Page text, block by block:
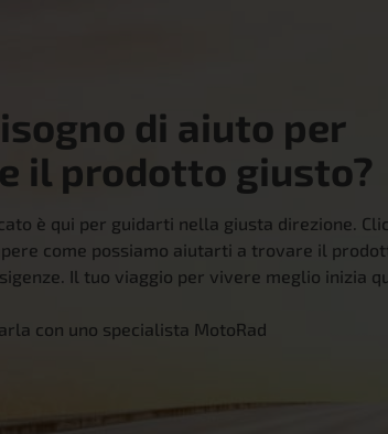
di aiuto per
il prodotto giusto?
è qui per guidarti nella giusta direzione.
come possiamo aiutarti a trovare il
Il tuo viaggio per vivere meglio inizia
con uno specialista MotoRad